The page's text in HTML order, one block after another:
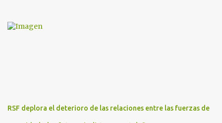
planificó en verano esta convocatoria como reacción a los
anticorrupción de los estados español y helvético ya están
RSF deplora el deterioro de las relaciones entre las fuerzas de